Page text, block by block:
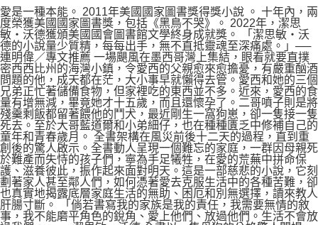
愛是一種本能。 2011年美國國家圖書獎得獎小說 。 十年內，兩
度榮獲美國國家圖書獎，包括《黑鳥不哭》。 2022年，潔思
敏‧沃德獲頒美國國會圖書館文學終身成就獎。 「潔思敏‧沃
德的小說量少質精，每每出手，無不直抵靈魂至深痛處。」──
連明偉／專文推薦 一場颶風在墨西哥灣上集結，眼看就要直撲
密西西比州的海灣小鎮，令愛西的父親愈來愈擔憂，有嚴重酗酒
問題的他，成天都在茫，大小事早就懶得去管。愛西和她的三個
兄弟正忙著儲備食物，但家裡吃的東西並不多。近來，愛西的食
量有增無減，畢竟她才十五歲，而且還懷孕了。二哥噴子則是將
殘羹剩飯都留著餵他的鬥犬，最近剛生一窩狗崽，卻一隻接一隻
死去。至於大哥藍道爾和小弟細仔，也在種種匱乏中修補自己的
童年和青春歲月。 全書架構在風災前後十二天的過程，直到重
創後的驚人啟示。全書動人呈現一個難忘的家庭，一群因母親死
於難產而失恃的孩子們，寧為手足犧牲，在愛的荒蕪中拼命保
護、滋養彼此，振作起來面對明天。這是一部慈悲的小說，它刻
劃著家人甚至鄰人們，如何憑著愛去克服生活中的各種苦難，卻
也真實地揭露底層家庭生活的無助、困厄和別無選擇，讀來教人
肝腸寸斷。 「倘若書寫我的家族是我的責任，我需要無情的敘
事，我不能磨平角色的銳角、愛上他們、放過他們。生活不會放